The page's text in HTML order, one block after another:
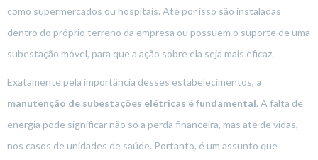
como supermercados ou hospitais. Até por isso são instaladas
dentro do próprio terreno da empresa ou possuem o suporte de uma
subestação móvel, para que a ação sobre ela seja mais eficaz.
Exatamente pela importância desses estabelecimentos, a
manutenção de subestações elétricas é fundamental. A falta de
energia pode significar não só a perda financeira, mas até de vidas,
nos casos de unidades de saúde. Portanto, é um assunto que